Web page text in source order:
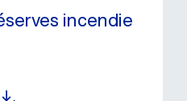
incendie